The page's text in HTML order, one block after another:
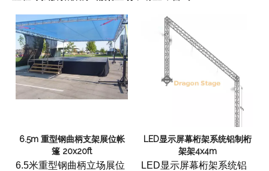
6.5m 重型钢曲柄支架展位帐
篷 20x20ft
6.5米重型钢曲柄立场展位
LED显示屏幕桁架系统铝制桁
架架4x4m
LED显示屏幕桁架系统铝